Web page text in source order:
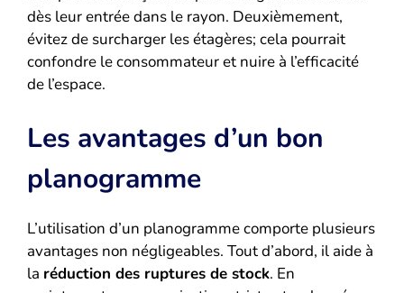
dès leur entrée dans le rayon. Deuxièmement,
évitez de surcharger les étagères; cela pourrait
confondre le consommateur et nuire à l’efficacité
de l’espace.
Les avantages d’un bon
planogramme
L’utilisation d’un planogramme comporte plusieurs
avantages non négligeables. Tout d’abord, il aide à
la réduction des ruptures de stock. En